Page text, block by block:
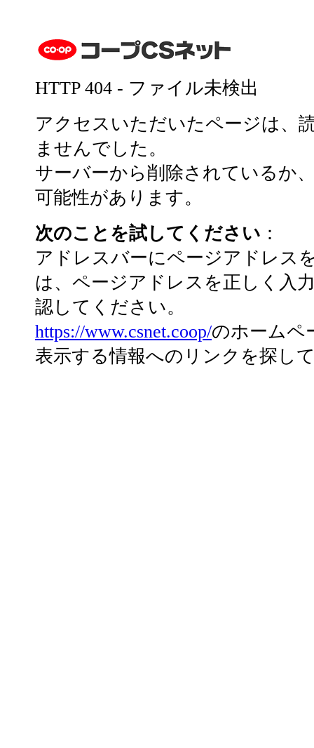
HTTP 404 - ファイル未検出
アクセスいただいたページは、
ませんでした。
サーバーから削除されているか
可能性があります。
次のことを試してください ：
アドレスバーにページアドレス
は、ページアドレスを正しく入
認してください。
https://www.csnet.coop/のホームペ
表示する情報へのリンクを探し